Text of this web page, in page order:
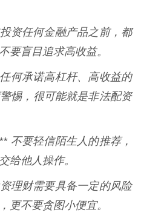
资任何金融产品之前，都
要盲目追求高收益。
何承诺高杠杆、高收益的
惕，很可能就是非法配资
不要轻信陌生人的推荐，
给他人操作。
理财需要具备一定的风险
更不要贪图小便宜。